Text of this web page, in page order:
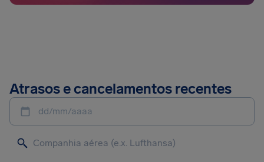
Atrasos e cancelamentos recentes
dd/mm/aaaa